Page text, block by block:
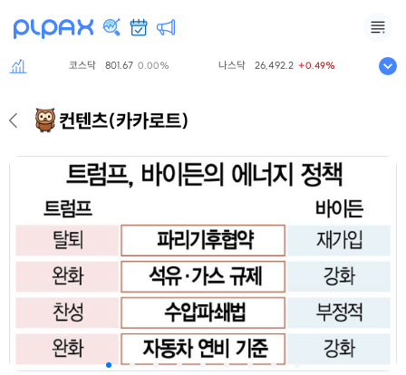
코스닥 801.67 0.00% 나스닥 26,492.2 +0.49% S&P500
컨텐츠(카카로트)